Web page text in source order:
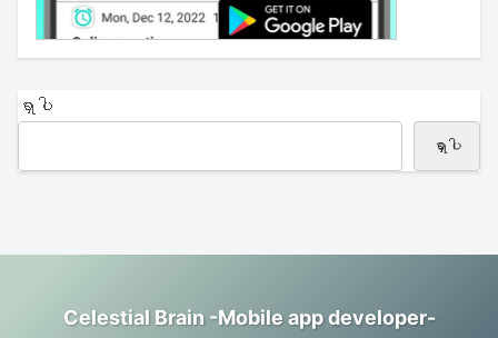
ရှာပါ
ရှာပါ
Celestial Brain -Mobile app developer-